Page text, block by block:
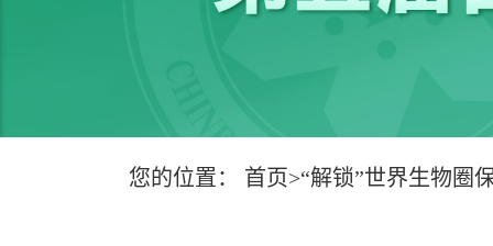
您的位置： 首页>“解锁”世界生物圈